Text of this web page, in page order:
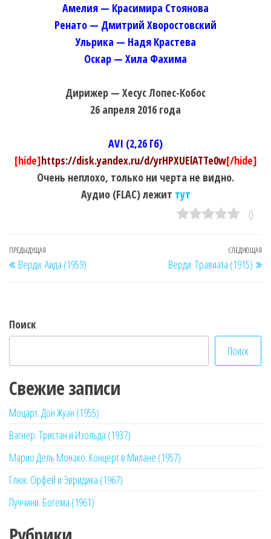
Амелия — Красимира Стоянова
Ренато — Дмитрий Хворостовский
Ульрика — Надя Крастева
Оскар — Хила Фахима
Дирижер — Хесус Лопес-Кобос
26 апреля 2016 года
AVI (2,26 Гб)
[hide]https://disk.yandex.ru/d/yrHPXUElATTe0w[/hide]
Очень неплохо, только ни черта не видно.
Аудио (FLAC) лежит тут
0
Навигация
по
Предыдущая
запись
ПРЕДЫДУЩАЯ
Верди. Аида (1959)
СЛЕДУЮЩАЯ
Верди. Травиата (1915)
Поиск
Поиск
Свежие записи
Моцарт. Дон Жуан (1955)
Вагнер. Тристан и Изольда (1937)
Марио Дель Монако. Концерт в Милане (1957)
Глюк. Орфей и Эвридика (1967)
Пуччини. Богема (1961)